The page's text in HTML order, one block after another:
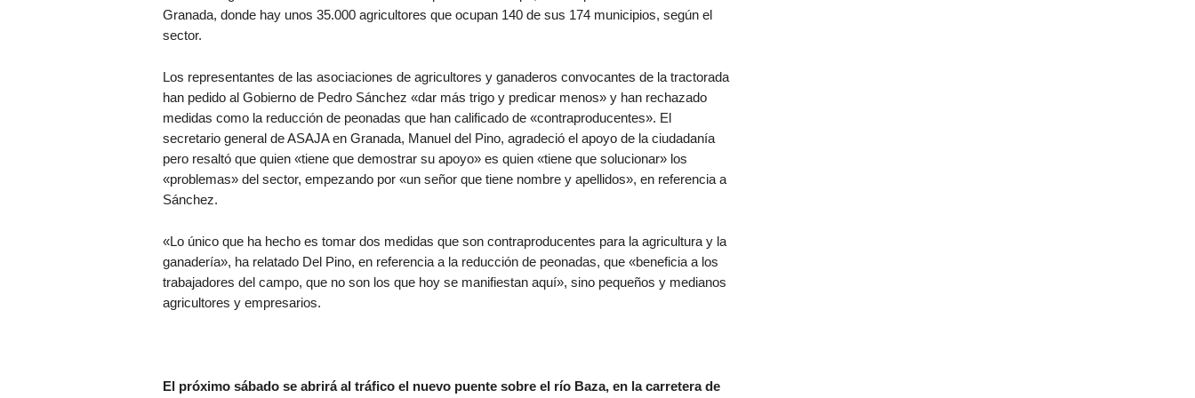
Granada, donde hay unos 35.000 agricultores que ocupan 140 de sus 174 municipios, según el
sector.
Los representantes de las asociaciones de agricultores y ganaderos convocantes de la tractorada
han pedido al Gobierno de Pedro Sánchez «dar más trigo y predicar menos» y han rechazado
medidas como la reducción de peonadas que han calificado de «contraproducentes». El
secretario general de ASAJA en Granada, Manuel del Pino, agradeció el apoyo de la ciudadanía
pero resaltó que quien «tiene que demostrar su apoyo» es quien «tiene que solucionar» los
«problemas» del sector, empezando por «un señor que tiene nombre y apellidos», en referencia a
Sánchez.
«Lo único que ha hecho es tomar dos medidas que son contraproducentes para la agricultura y la
ganadería», ha relatado Del Pino, en referencia a la reducción de peonadas, que «beneficia a los
trabajadores del campo, que no son los que hoy se manifiestan aquí», sino pequeños y medianos
agricultores y empresarios.
El próximo sábado se abrirá al tráfico el nuevo puente sobre el río Baza, en la carretera de